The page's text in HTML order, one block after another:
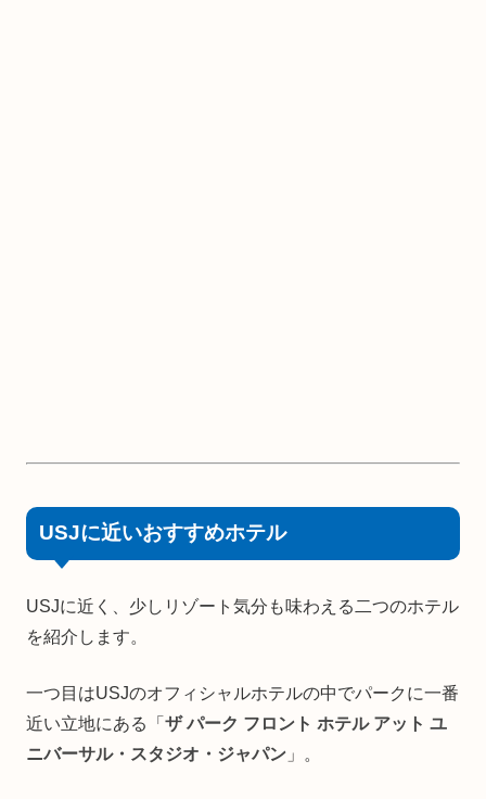
USJに近いおすすめホテル
USJに近く、少しリゾート気分も味わえる二つのホテル
を紹介します。
一つ目はUSJのオフィシャルホテルの中でパークに一番
近い立地にある「 ザ パーク フロント ホテル アット ユ
ニバーサル・スタジオ・ジャパン 」。